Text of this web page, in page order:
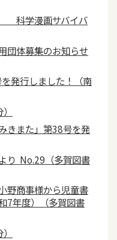
バイバ
団体募集のお知らせ
発行しました！（南
きまた」第38号を発
り No.29（多賀図書
野商事様から児童書
7年度）（多賀図書